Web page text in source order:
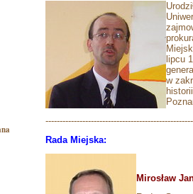
lipcu
w
Rada Miejska:
Mirosław